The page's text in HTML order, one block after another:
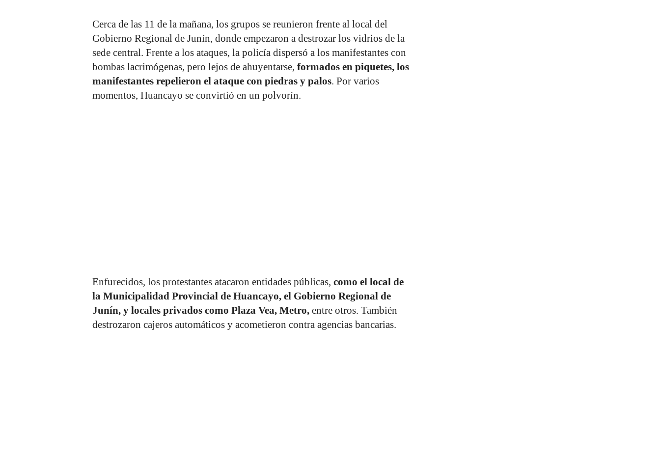
Cerca de las 11 de la mañana, los grupos se reunieron frente al local del
Gobierno Regional de Junín, donde empezaron a destrozar los vidrios de la
sede central. Frente a los ataques, la policía dispersó a los manifestantes con
bombas lacrimógenas, pero lejos de ahuyentarse, formados en piquetes, los
manifestantes repelieron el ataque con piedras y palos. Por varios
momentos, Huancayo se convirtió en un polvorín.
Enfurecidos, los protestantes atacaron entidades públicas, como el local de
la Municipalidad Provincial de Huancayo, el Gobierno Regional de
Junín, y locales privados como Plaza Vea, Metro, entre otros. También
destrozaron cajeros automáticos y acometieron contra agencias bancarias.